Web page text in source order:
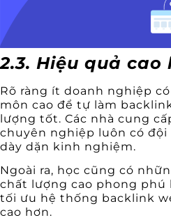
2.3. Hiệu quả cao
Rõ ràng ít doanh nghiệp
môn cao để tự làm
lượng tốt. Các nhà cung
chuyên nghiệp luôn có đội
dày dặn kinh nghiệm.
Ngoài ra, học cũng có
chất lượng cao phong phú
tối ưu hệ thống backlink
cao hơn.